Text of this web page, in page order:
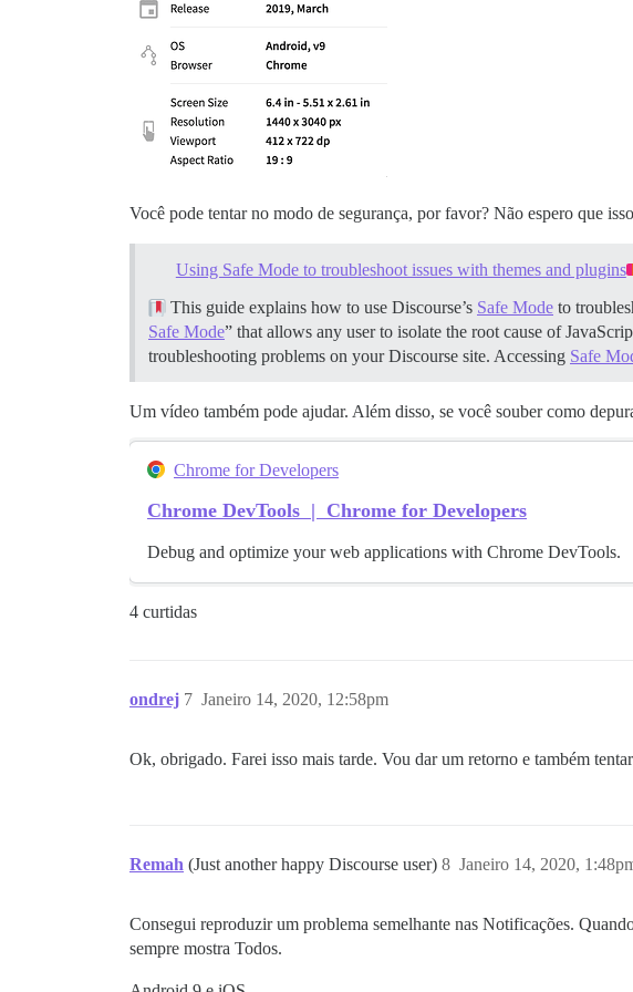
Você pode tentar no modo de segurança, por favor? Não espero que
Using Safe Mode to troubleshoot issues with themes and plugins
This guide explains how to use Discourse’s Safe Mode to
Safe Mode” that allows any user to isolate the root cause of
troubleshooting problems on your Discourse site. Accessing Safe
Um vídeo também pode ajudar. Além disso, se você souber como
Chrome for Developers
Chrome DevTools | Chrome for Developers
Debug and optimize your web applications with Chrome DevTools.
4 curtidas
ondrej Janeiro 14, 2020, 12:58pm
7
Ok, obrigado. Farei isso mais tarde. Vou dar um retorno e também
Remah (Just another happy Discourse user) Janeiro 14, 2020,
8
Consegui reproduzir um problema semelhante nas Notificações.
sempre mostra Todos.